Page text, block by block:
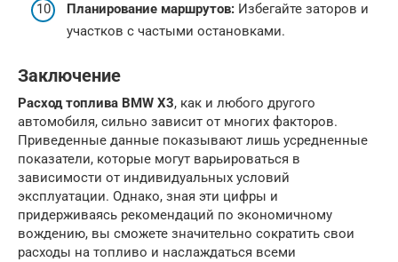
Планирование маршрутов: Избегайте заторов и
участков с частыми остановками.
Заключение
Расход топлива BMW X3, как и любого другого
автомобиля, сильно зависит от многих факторов.
Приведенные данные показывают лишь усредненные
показатели, которые могут варьироваться в
зависимости от индивидуальных условий
эксплуатации. Однако, зная эти цифры и
придерживаясь рекомендаций по экономичному
вождению, вы сможете значительно сократить свои
расходы на топливо и наслаждаться всеми